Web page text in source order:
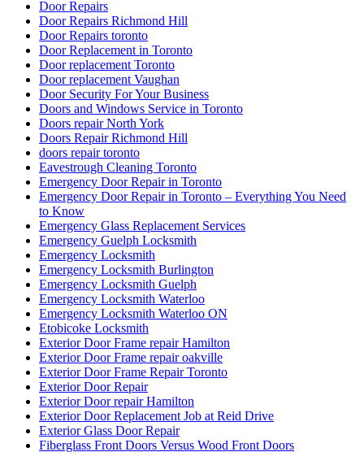
Door Repairs
Door Repairs Richmond Hill
Door Repairs toronto
Door Replacement in Toronto
Door replacement Toronto
Door replacement Vaughan
Door Security For Your Business
Doors and Windows Service in Toronto
Doors repair North York
Doors Repair Richmond Hill
doors repair toronto
Eavestrough Cleaning Toronto
Emergency Door Repair in Toronto
Emergency Door Repair in Toronto – Everything You Need
to Know
Emergency Glass Replacement Services
Emergency Guelph Locksmith
Emergency Locksmith
Emergency Locksmith Burlington
Emergency Locksmith Guelph
Emergency Locksmith Waterloo
Emergency Locksmith Waterloo ON
Etobicoke Locksmith
Exterior Door Frame repair Hamilton
Exterior Door Frame repair oakville
Exterior Door Frame Repair Toronto
Exterior Door Repair
Exterior Door repair Hamilton
Exterior Door Replacement Job at Reid Drive
Exterior Glass Door Repair
Fiberglass Front Doors Versus Wood Front Doors